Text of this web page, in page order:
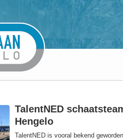
TalentNED
Hengelo
TalentNED is vooral bekend